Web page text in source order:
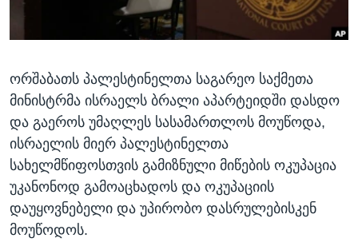
ᲓᲔᲖᲘᲜᲤᲝᲠᲛᲐᲪᲘᲐ
ენები
ორშაბათს პალესტინელთა საგარეო საქმეთა
მინისტრმა ისრაელს ბრალი აპარტეიდში დასდო
და გაეროს უმაღლეს სასამართლოს მოუწოდა,
ისრაელის მიერ პალესტინელთა
სახელმწიფოსთვის გამიზნული მიწების ოკუპაცია
უკანონოდ გამოაცხადოს და ოკუპაციის
დაუყოვნებელი და უპირობო დასრულებისკენ
მოუწოდოს.